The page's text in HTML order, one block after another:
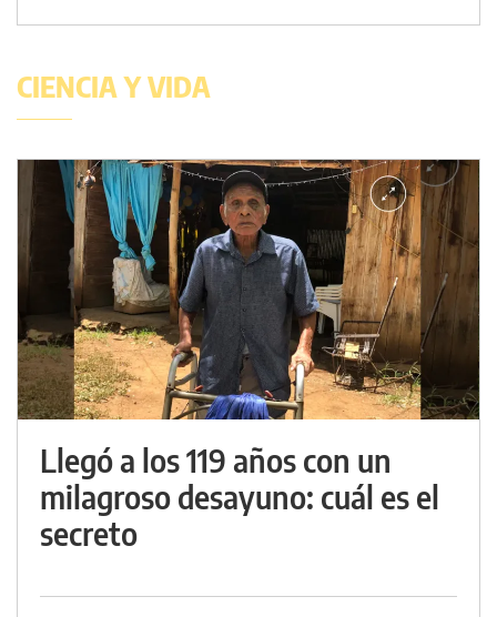
CIENCIA Y VIDA
Llegó a los 119 años con un
milagroso desayuno: cuál es el
secreto